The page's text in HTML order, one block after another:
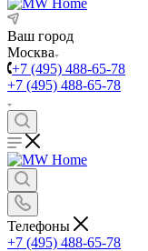
Ваш город
Москва
+7 (495) 488-65-78
+7 (495) 488-65-78
Телефоны
+7 (495) 488-65-78